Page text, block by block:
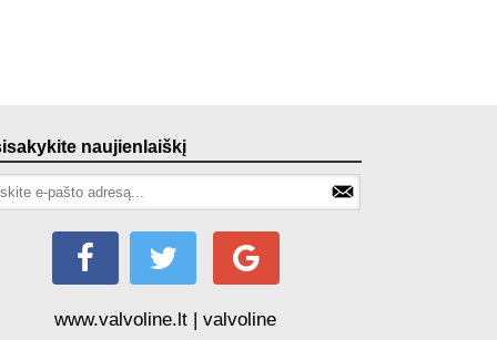
naujienlaiškį
www.valvoline.lt | valvoline